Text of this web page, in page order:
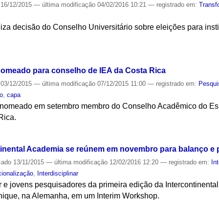
12/2015— última modificação 04/02/2016 10:21— registrado em:
decisão do Conselho Universitário sobre eleições para
para conselho de IEA da Costa Rica
12/2015— última modificação 07/12/2015 11:00— registrado em:
,capa
em setembro membro do Conselho Acadêmico do
Academia se reúnem em novembro para balanço e
13/11/2015— última modificação 12/02/2016 12:20— registrado em:
, Interdisciplinar
e jovens pesquisadores da primeira edição da
na Alemanha, em um Interim Workshop.